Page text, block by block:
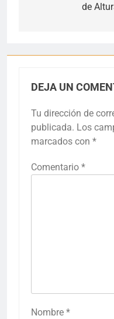
de
DEJA UN
Tu dirección de
publicada. Los
marcados con *
Comentario *
Nombre *